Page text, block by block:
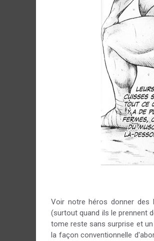
Voir notre héros donner
(surtout quand ils le prennent
tome reste sans surprise et
la façon conventionnelle